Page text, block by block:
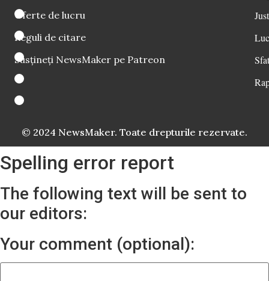
Oferte de lucru
Reguli de citare
Susțineți NewsMaker pe Patreon
© 2024 NewsMaker. Toate drepturile rezervate.
Spelling error report
The following text will be sent to
our editors:
Your comment (optional):